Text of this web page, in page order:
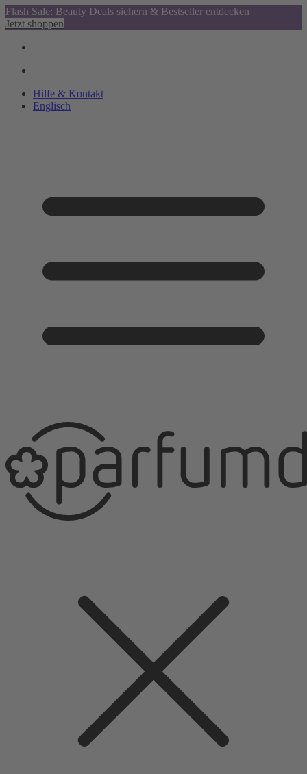
Flash Sale: Beauty Deals sichern & Bestseller entdecken
Jetzt shoppen
Hilfe & Kontakt
Englisch